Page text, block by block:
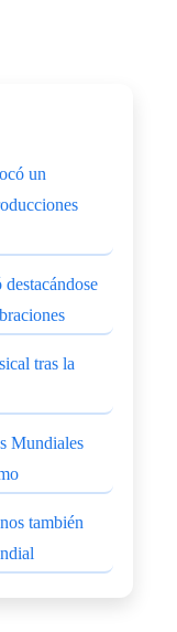
un
tras la
Mundiales
también